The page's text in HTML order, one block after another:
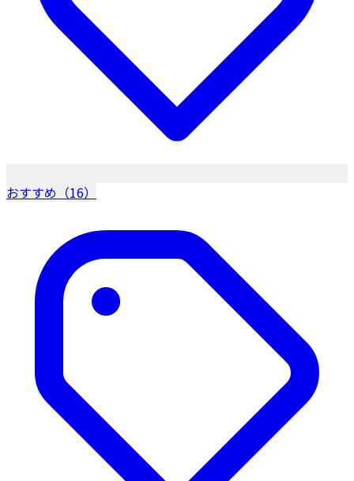
おすすめ（16）